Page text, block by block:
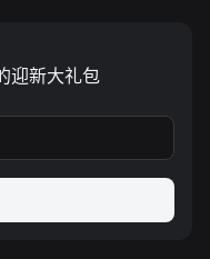
迎新大礼包